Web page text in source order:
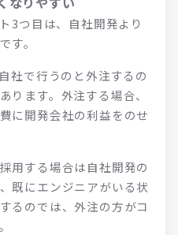
3つ目は、自社開発より
す。
社で行うのと外注するの
ります。外注する場合、
に開発会社の利益をのせ
用する場合は自社開発の
既にエンジニアがいる状
るのでは、外注の方がコ